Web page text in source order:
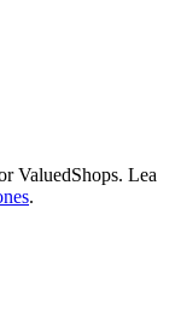
ValuedShops. Lea
.